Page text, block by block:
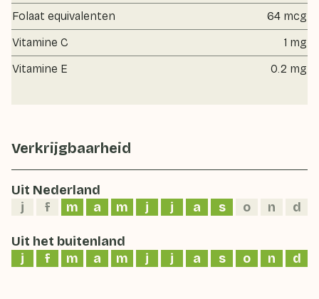
Folaat equivalenten
64 mcg
Vitamine C
1 mg
Vitamine E
0.2 mg
Verkrijgbaarheid
Uit Nederland
j
f m a m j j a s o n d
Uit het buitenland
j
f m a m j j a s o n d